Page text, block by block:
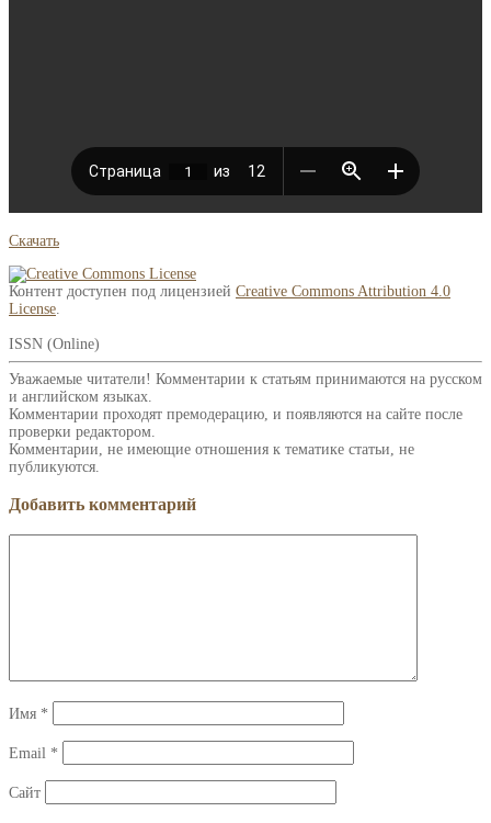
Скачать
Контент доступен под лицензией Creative Commons Attribution 4.0
License
ISSN (Online)
Уважаемые читатели! Комментарии к статьям принимаются на русском
и английском языках.
Комментарии проходят премодерацию, и появляются на сайте после
проверки редактором.
Комментарии, не имеющие отношения к тематике статьи, не
публикуются.
Добавить комментарий
Имя *
Email *
Сайт